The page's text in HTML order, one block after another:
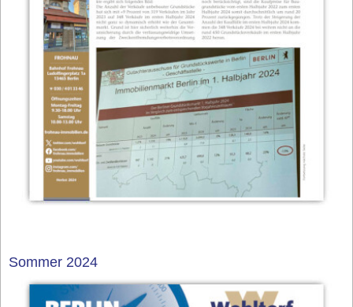
Sommer 2024